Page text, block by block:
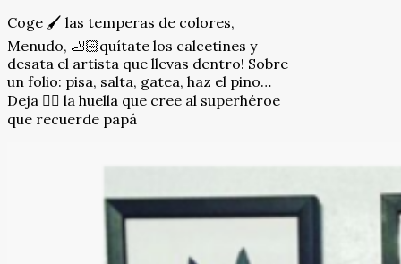
Coge 🖌 las temperas de colores,
Menudo, 🦶🏻quítate los calcetines y
desata el artista que llevas dentro! Sobre
un folio: pisa, salta, gatea, haz el pino…
Deja 🖐🏼 la huella que cree al superhéroe
que recuerde papá